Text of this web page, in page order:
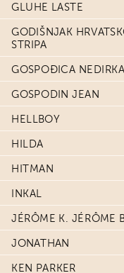
GLUHE LASTE
GODIŠNJAK
STRIPA
GOSPOĐICA NEDIRKA
GOSPODIN JEAN
HELLBOY
HILDA
HITMAN
INKAL
JÉRÔME K. JÉRÔME
JONATHAN
KEN PARKER